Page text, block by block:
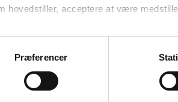
hovedstiller, acceptere at være
at undersøge, hvordan hjemmesiden
anonymiserede og kan ikke henføres til
Præferencer
citere de af Udenrigsministeriet
fra optegnelser i Det
udredning om Danmarks
minister eller det enkelte